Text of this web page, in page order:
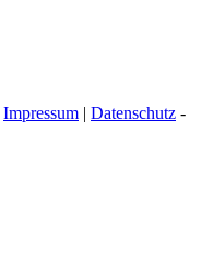
Impressum | Datenschutz -